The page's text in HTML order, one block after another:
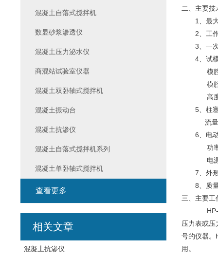
二、主要技
1、最大
2、工作
3、一次
4、试模
模腔上
模腔下
高度：
5、柱塞
流量：
6、电动
功率
电源：
7、外形
8、质量
三、主要工
HP-4.0型
压力表或压
号的仪器。
用。
混凝土自落式搅拌机
数显砂浆渗透仪
混凝土压力泌水仪
商混站试验室仪器
混凝土双卧轴式搅拌机
混凝土振动台
混凝土抗渗仪
混凝土自落式搅拌机系列
混凝土单卧轴式搅拌机
查看更多
相关文章
混凝土抗渗仪